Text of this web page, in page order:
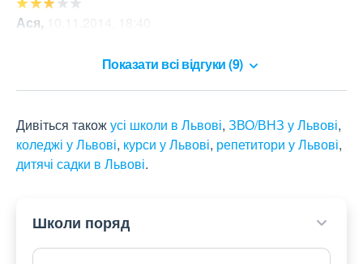
Ася,
Показати всі відгуки (9)
Дивіться такожусі школи в Львові, ЗВО/ВНЗ у Львові,
коледжі у Львові, курси у Львові, репетитори у Львові,
дитячі садки в Львові.
Школи поряд